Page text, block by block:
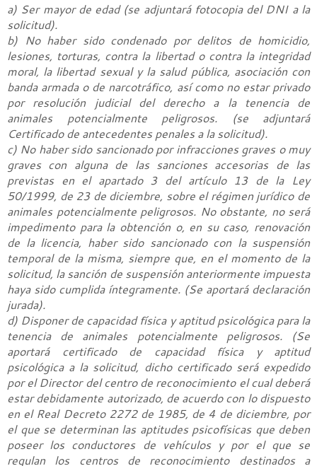
a) Ser mayor de edad (se adjuntará fotocopia del DNI a la
solicitud).
b) No haber sido condenado por delitos de homicidio,
lesiones, torturas, contra la libertad o contra la integridad
moral, la libertad sexual y la salud pública, asociación con
banda armada o de narcotráfico, así como no estar privado
por resolución judicial del derecho a la tenencia de
animales potencialmente peligrosos. (se adjuntará
Certificado de antecedentes penales a la solicitud).
c) No haber sido sancionado por infracciones graves o muy
graves con alguna de las sanciones accesorias de las
previstas en el apartado 3 del artículo 13 de la Ley
50/1999, de 23 de diciembre, sobre el régimen jurídico de
animales potencialmente peligrosos. No obstante, no será
impedimento para la obtención o, en su caso, renovación
de la licencia, haber sido sancionado con la suspensión
temporal de la misma, siempre que, en el momento de la
solicitud, la sanción de suspensión anteriormente impuesta
haya sido cumplida íntegramente. (Se aportará declaración
jurada).
d) Disponer de capacidad física y aptitud psicológica para la
tenencia de animales potencialmente peligrosos. (Se
aportará certificado de capacidad física y aptitud
psicológica a la solicitud, dicho certificado será expedido
por el Director del centro de reconocimiento el cual deberá
estar debidamente autorizado, de acuerdo con lo dispuesto
en el Real Decreto 2272 de 1985, de 4 de diciembre, por
el que se determinan las aptitudes psicofísicas que deben
poseer los conductores de vehículos y por el que se
regulan los centros de reconocimiento destinados a